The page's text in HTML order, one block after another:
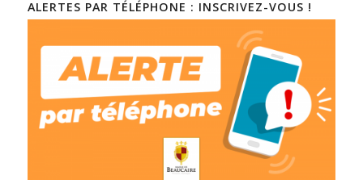
ALERTES PAR TÉLÉPHONE : INSCRIVEZ-VOUS !